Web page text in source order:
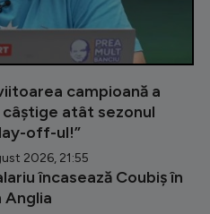
campioană a
câștige atât sezonul
off-ul!”
2026, 21:55
încasează Coubiș în
Anglia